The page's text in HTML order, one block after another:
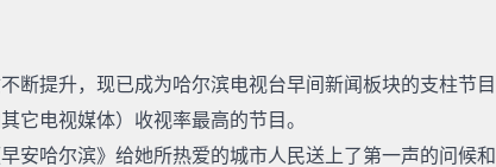
断提升，现已成为哈尔滨电视台早间新闻板块的支柱节
它电视媒体）收视率最高的节目。
安哈尔滨》给她所热爱的城市人民送上了第一声的问候